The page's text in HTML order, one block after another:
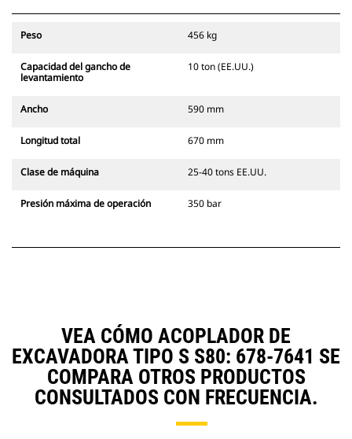
Peso 456 kg
Capacidad del gancho de
levantamiento
10 ton (EE.UU.)
Ancho 590 mm
Longitud total 670 mm
Clase de máquina 25-40 tons EE.UU.
Presión máxima de operación 350 bar
VEA CÓMO ACOPLADOR DE
EXCAVADORA TIPO S S80: 678-7641 SE
COMPARA OTROS PRODUCTOS
CONSULTADOS CON FRECUENCIA.